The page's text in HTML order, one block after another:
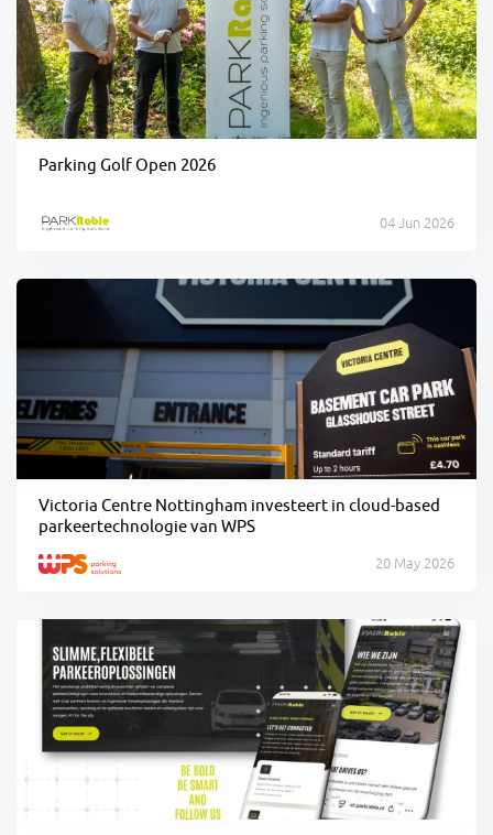
Parking Golf Open 2026
04 Jun 2026
Victoria Centre Nottingham investeert in cloud-based
parkeertechnologie van WPS
20 May 2026